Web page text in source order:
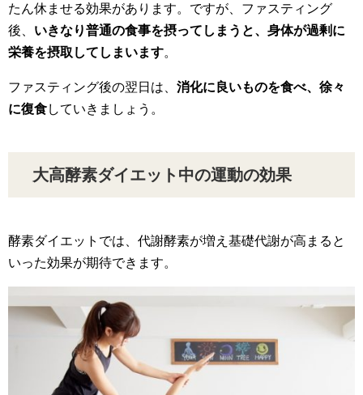
たん休ませる効果があります。ですが、ファスティング
後、 いきなり普通の食事を摂ってしまうと、身体が過剰に
栄養を摂取してしまいます。
ファスティング後の翌日は、 消化に良いものを食べ、徐々
に復食していきましょう。
大高酵素ダイエット中の運動の効果
酵素ダイエットでは、代謝酵素が増え基礎代謝が高まると
いった効果が期待できます。